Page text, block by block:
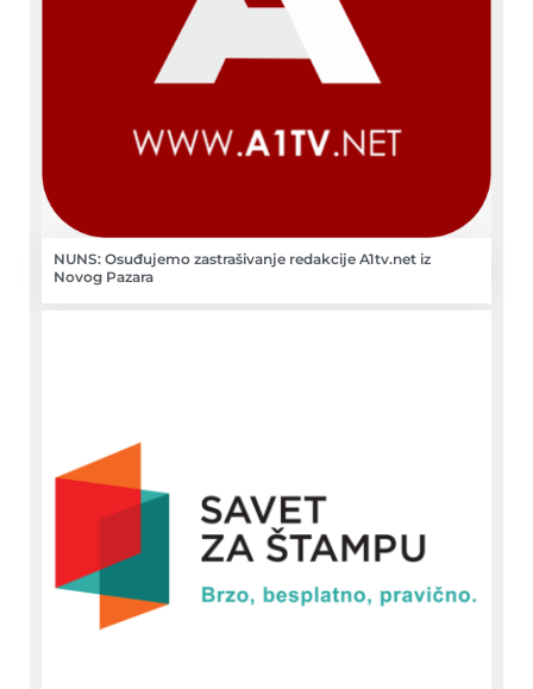
NUNS: Osuđujemo zastrašivanje redakcije A1tv.net iz
Novog Pazara